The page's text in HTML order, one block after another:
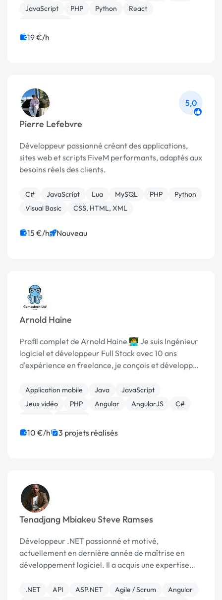
travail. Je...
JavaScript
PHP Python
React
19 €/h
Pierre Lefebvre
5,0
Développeur passionné créant des applications,
sites web et scripts FiveM performants, adaptés aux
besoins réels des clients.
C# JavaScript Lua MySQL PHP
Python
Visual Basic
CSS, HTML, XML
15 €/h Nouveau
Arnold Haine
Profil complet de Arnold Haine 👨‍💻 Je suis Ingénieur
logiciel et développeur Full Stack avec 10 ans
d'expérience en freelance, je conçois et développe
développement web, mobile et la création de je...
Application mobile Java
JavaScript
Jeux vidéo
PHP Angular AngularJS
C#
10 €/h 3 projets réalisés
Tenadjang Mbiakeu Steve Ramses
Développeur .NET passionné et motivé,
actuellement en dernière année de maîtrise en
développement logiciel. Il a acquis une expertise
frameworks Microsoft tels que ASP.NET et .NET
.NET API ASP.NET Agile / Scrum
Angular